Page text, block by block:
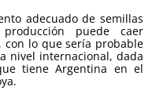
adecuado de semillas
puede caer
con lo que sería probable
nivel internacional, dada
tiene Argentina en el